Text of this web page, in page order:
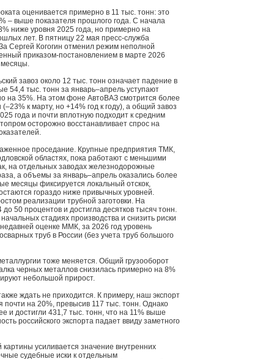
оценивается примерно в 11 тыс. тонн: это
– выше показателя прошлого года. С начала
ниже уровня 2025 года, но примерно на
лет. В пятницу 22 мая пресс-служба
Сергей Когогин отменил режим неполной
приказом-постановлением в марте 2026
месяцы.
завоз около 12 тыс. тонн означает падение в
54,4 тыс. тонн за январь–апрель уступают
на 35%. На этом фоне АвтоВАЗ смотрится более
к марту, но +14% год к году), а общий завоз
года и почти вплотную подходит к средним
осторожно восстанавливает спрос на
проседание. Крупные предприятия ТМК,
областях, пока работают с меньшими
на отдельных заводах железнодорожные
а объемы за январь–апрель оказались более
месяцы фиксируется локальный отскок,
гораздо ниже привычных уровней.
реализации трубной заготовки. На
50 процентов и достигла десятков тысяч тонн.
стадиях производства и снизить риски
оценке ММК, за 2026 год уровень
труб в России (без учета труб большого
тоже меняется. Общий грузооборот
черных металлов снизилась примерно на 8%
небольшой прирост.
ждать не приходится. К примеру, наш экспорт
почти на 20%, превысив 117 тыс. тонн. Однако
и достигли 431,7 тыс. тонн, что на 11% выше
российского экспорта падает ввиду заметного
усиливается значение внутренних
судебные иски к отдельным